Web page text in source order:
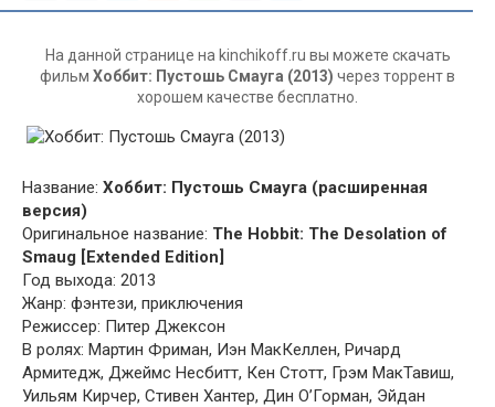
На данной странице на kinchikoff.ru вы можете скачать
фильм Хоббит: Пустошь Смауга (2013) через торрент в
хорошем качестве бесплатно.
Название: Хоббит: Пустошь Смауга (расширенная
версия)
Оригинальное название: The Hobbit: The Desolation of
Smaug [Extended Edition]
Год выхода: 2013
Жанр: фэнтези, приключения
Режиссер: Питер Джексон
В ролях: Мартин Фриман, Иэн МакКеллен, Ричард
Армитедж, Джеймс Несбитт, Кен Стотт, Грэм МакТавиш,
Уильям Кирчер, Стивен Хантер, Дин О’Горман, Эйдан